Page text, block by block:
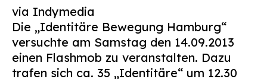
Über Uns
Infos & Broschüren
via Indymedia
Die „Identitäre Bewegung Hamburg“
versuchte am Samstag den 14.09.2013
einen Flashmob zu veranstalten. Dazu
trafen sich ca. 35 „Identitäre“ um 12.30